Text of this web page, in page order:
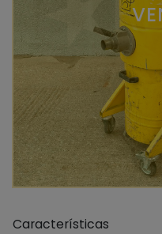
Características